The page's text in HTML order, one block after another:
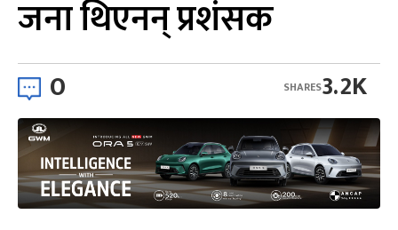
जना थिएनन् प्रशंसक
0 3.2K
SHARES